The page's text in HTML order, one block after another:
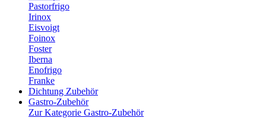
Pastorfrigo
Irinox
Eisvoigt
Foinox
Foster
Iberna
Enofrigo
Franke
Dichtung Zubehör
Gastro-Zubehör
Zur Kategorie Gastro-Zubehör